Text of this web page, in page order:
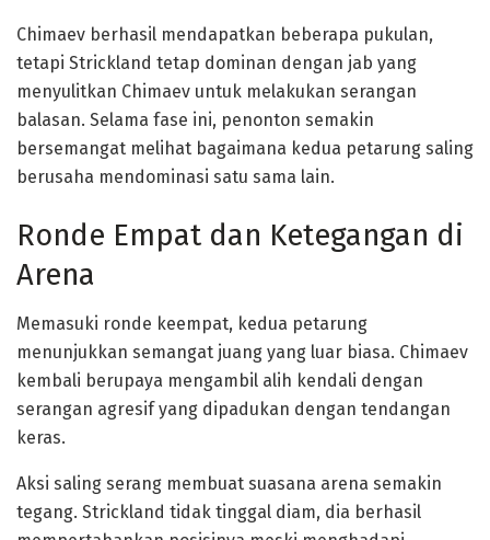
Chimaev berhasil mendapatkan beberapa pukulan,
tetapi Strickland tetap dominan dengan jab yang
menyulitkan Chimaev untuk melakukan serangan
balasan. Selama fase ini, penonton semakin
bersemangat melihat bagaimana kedua petarung saling
berusaha mendominasi satu sama lain.
Ronde Empat dan Ketegangan di
Arena
Memasuki ronde keempat, kedua petarung
menunjukkan semangat juang yang luar biasa. Chimaev
kembali berupaya mengambil alih kendali dengan
serangan agresif yang dipadukan dengan tendangan
keras.
Aksi saling serang membuat suasana arena semakin
tegang. Strickland tidak tinggal diam, dia berhasil